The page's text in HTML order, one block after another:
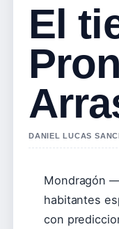
El
DANIEL LUCAS
Mondragón
habitantes
con